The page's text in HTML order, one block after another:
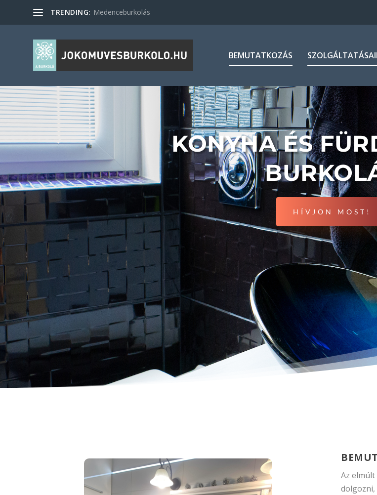
TRENDING: Medenceburkolás
BEMUTATKOZÁS
KONYHA ÉS
HÍVJON MOST!
Az
dolgozni,